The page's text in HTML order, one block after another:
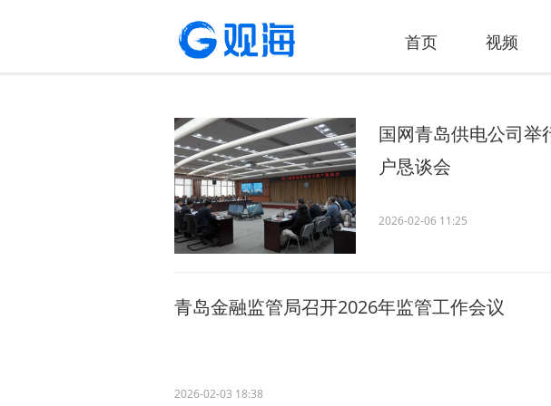
首页 视频
国网青岛供电公司举
户恳谈会
2026-02-06 11:25
青岛金融监管局召开2026年监管工作会议
2026-02-03 18:38